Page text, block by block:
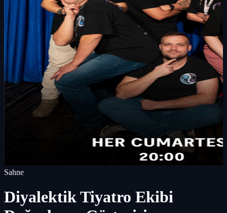
Sahne
Diyalektik Tiyatro Ekibi